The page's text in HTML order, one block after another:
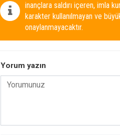
inançlara saldırı içeren, imla
karakter kullanılmayan ve
onaylanmayacaktır.
Yorum yazın